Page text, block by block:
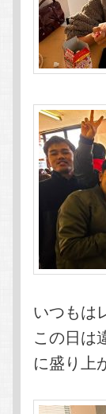
いつもは
この日は
に盛り上